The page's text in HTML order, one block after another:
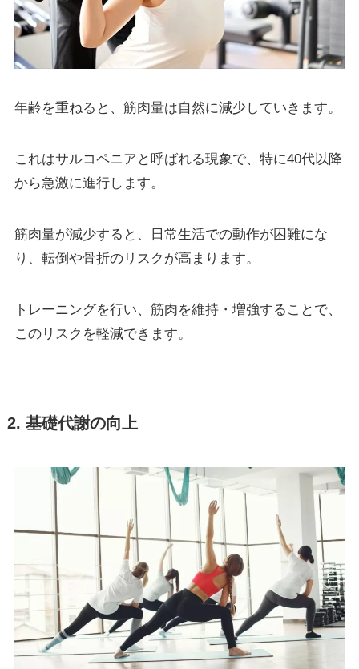
年齢を重ねると、筋肉量は自然に減少していきます。
これはサルコペニアと呼ばれる現象で、特に40代以降
から急激に進行します。
筋肉量が減少すると、日常生活での動作が困難にな
り、転倒や骨折のリスクが高まります。
トレーニングを行い、筋肉を維持・増強することで、
このリスクを軽減できます。
2. 基礎代謝の向上